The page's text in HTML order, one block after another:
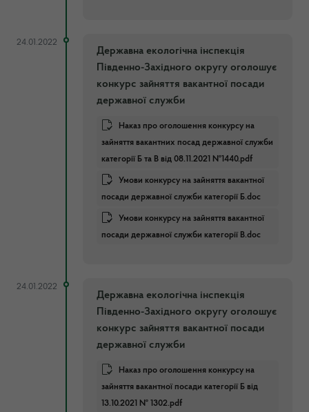
24.01.2022
Державна екологічна інспекція
Південно-Західного округу оголошує
конкурс зайняття вакантної посади
державної служби
Наказ про оголошення конкурсу на
зайняття вакантних посад державної служби
категорії Б та В від 08.11.2021 №1440.pdf
Умови конкурсу на зайняття вакантної
посади державної служби категорії Б.doc
Умови конкурсу на зайняття вакантної
посади державної служби категорії В.doc
24.01.2022
Державна екологічна інспекція
Південно-Західного округу оголошує
конкурс зайняття вакантної посади
державної служби
Наказ про оголошення конкурсу на
зайняття вакантної посади категорії Б від
13.10.2021 № 1302.pdf